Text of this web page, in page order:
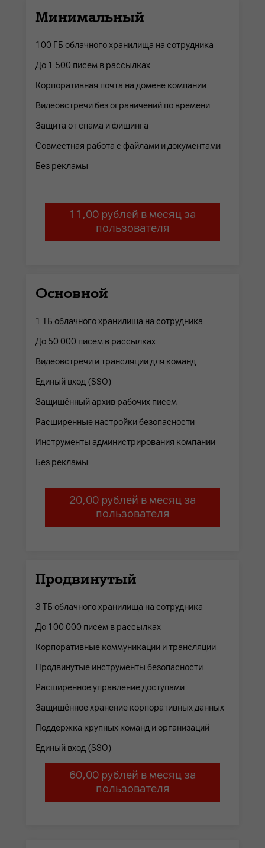
Минимальный
100 ГБ облачного хранилища на сотрудника
До 1 500 писем в рассылках
Корпоративная почта на домене компании
Видеовстречи без ограничений по времени
Защита от спама и фишинга
Совместная работа с файлами и документами
Без рекламы
11,00 рублей в месяц за
пользователя
Основной
1 ТБ облачного хранилища на сотрудника
До 50 000 писем в рассылках
Видеовстречи и трансляции для команд
Единый вход (SSO)
Защищённый архив рабочих писем
Расширенные настройки безопасности
Инструменты администрирования компании
Без рекламы
20,00 рублей в месяц за
пользователя
Продвинутый
3 ТБ облачного хранилища на сотрудника
До 100 000 писем в рассылках
Корпоративные коммуникации и трансляции
Продвинутые инструменты безопасности
Расширенное управление доступами
Защищённое хранение корпоративных данных
Поддержка крупных команд и организаций
Единый вход (SSO)
60,00 рублей в месяц за
пользователя